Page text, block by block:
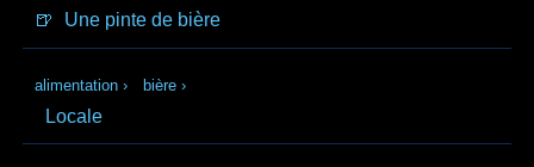
🍺 Une pinte de bière
alimentation › bière ›
Locale